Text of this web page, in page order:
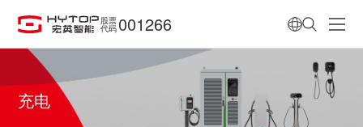
股票
代码 001266
充电